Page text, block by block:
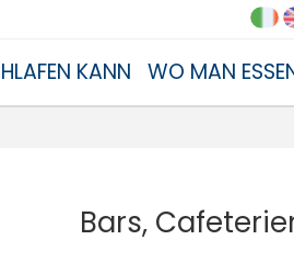
KANN WO MAN
Bars,